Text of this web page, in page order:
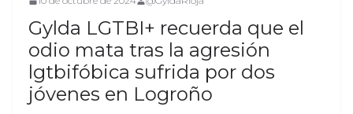
Gylda LGTBI+ recuerda que el
odio mata tras la agresión
lgtbifóbica sufrida por dos
jóvenes en Logroño